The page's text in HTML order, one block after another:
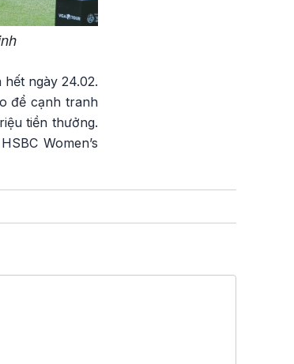
ngày 24.02.
để cạnh tranh
tiền thưởng.
Women’s